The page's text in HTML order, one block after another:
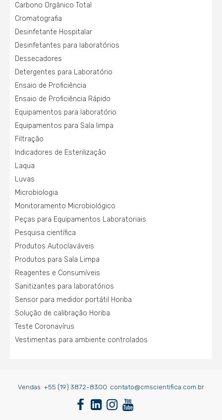
Carbono Orgânico Total
Cromatografia
Desinfetante Hospitalar
Desinfetantes para laboratórios
Dessecadores
Detergentes para Laboratório
Ensaio de Proficiência
Ensaio de Proficiência Rápido
Equipamentos para laboratório
Equipamentos para Sala limpa
Filtração
Indicadores de Esterilização
Laqua
Luvas
Microbiologia
Monitoramento Microbiológico
Peças para Equipamentos Laboratoriais
Pesquisa científica
Produtos Autoclaváveis
Produtos para Sala Limpa
Reagentes e Consumíveis
Sanitizantes para laboratórios
Sensor para medidor portátil Horiba
Solução de calibração Horiba
Teste Coronavírus
Vestimentas para ambiente controlados
Vendas: +55 (19) 3872-8300 contato@cmscientifica.com.br